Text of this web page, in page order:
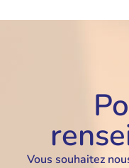
Vous souhaitez